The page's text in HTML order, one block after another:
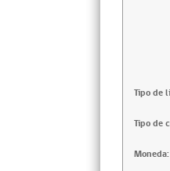
Tipo de
Tipo de
Moneda: